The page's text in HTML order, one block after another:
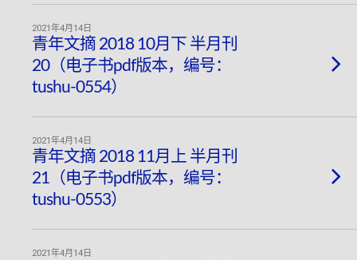
2021年4月14日
青年文摘 2018 10月下 半月刊
20（电子书pdf版本，编号：
tushu-0554）
2021年4月14日
青年文摘 2018 11月上 半月刊
21（电子书pdf版本，编号：
tushu-0553）
2021年4月14日